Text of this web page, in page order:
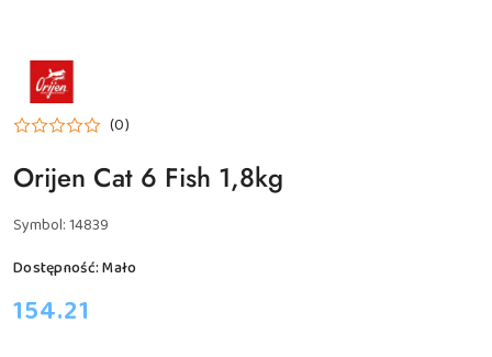
NAZWA
PRODUCENTA:
ORIJEN
(0)
Orijen Cat 6 Fish 1,8kg
Symbol:14839
Dostępność:Mało
cena:
154.21